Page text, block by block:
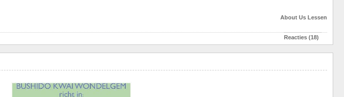
About Us Lessen
Reacties (18)